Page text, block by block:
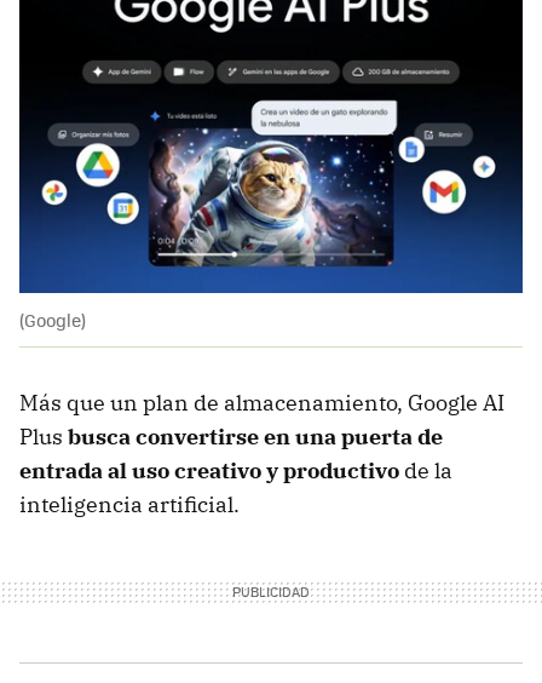
(Google)
Más que un plan de almacenamiento, Google AI
Plus busca convertirse en una puerta de
entrada al uso creativo y productivo de la
inteligencia artificial.